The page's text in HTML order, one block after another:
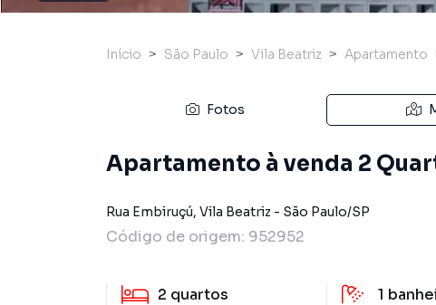
Início São Paulo Vila Beatriz Apartamento
Fotos
Apartamento à venda 2
Rua Embiruçú, Vila Beatriz - São Paulo/SP
Código de origem: 952952
2 quartos 1